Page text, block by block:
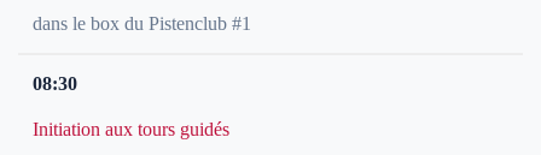
dans le box du Pistenclub #1
08:30
Initiation aux tours guidés